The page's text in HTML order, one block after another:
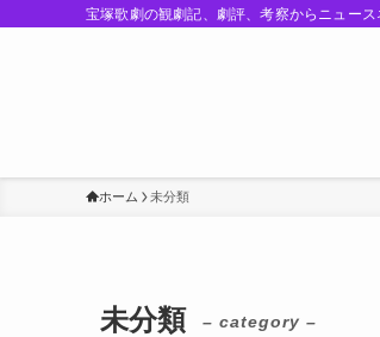
宝塚歌劇の観劇記、劇評、考察からニュー
ホーム 未分類
未分類 – category –